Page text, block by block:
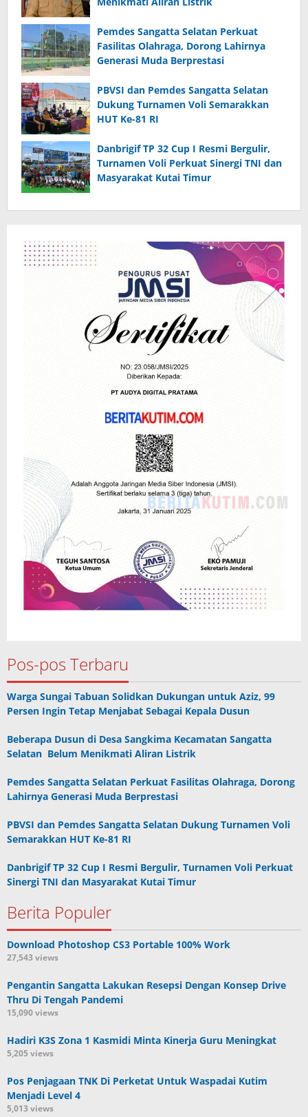
Pemdes Sangatta Selatan Perkuat
Fasilitas Olahraga, Dorong Lahirnya
Generasi Muda Berprestasi
PBVSI dan Pemdes Sangatta Selatan
Dukung Turnamen Voli Semarakkan
HUT Ke-81 RI
Danbrigif TP 32 Cup I Resmi Bergulir,
Turnamen Voli Perkuat Sinergi TNI dan
Masyarakat Kutai Timur
Pos-pos Terbaru
Warga Sungai Tabuan Solidkan Dukungan untuk Aziz, 99
Persen Ingin Tetap Menjabat Sebagai Kepala Dusun
Beberapa Dusun di Desa Sangkima Kecamatan Sangatta
Selatan Belum Menikmati Aliran Listrik
Pemdes Sangatta Selatan Perkuat Fasilitas Olahraga, Dorong
Lahirnya Generasi Muda Berprestasi
PBVSI dan Pemdes Sangatta Selatan Dukung Turnamen Voli
Semarakkan HUT Ke-81 RI
Danbrigif TP 32 Cup I Resmi Bergulir, Turnamen Voli Perkuat
Sinergi TNI dan Masyarakat Kutai Timur
Berita Populer
Download Photoshop CS3 Portable 100% Work
27,543 views
Pengantin Sangatta Lakukan Resepsi Dengan Konsep Drive
Thru Di Tengah Pandemi
15,090 views
Hadiri K3S Zona 1 Kasmidi Minta Kinerja Guru Meningkat
5,205 views
Pos Penjagaan TNK Di Perketat Untuk Waspadai Kutim
Menjadi Level 4
5,013 views